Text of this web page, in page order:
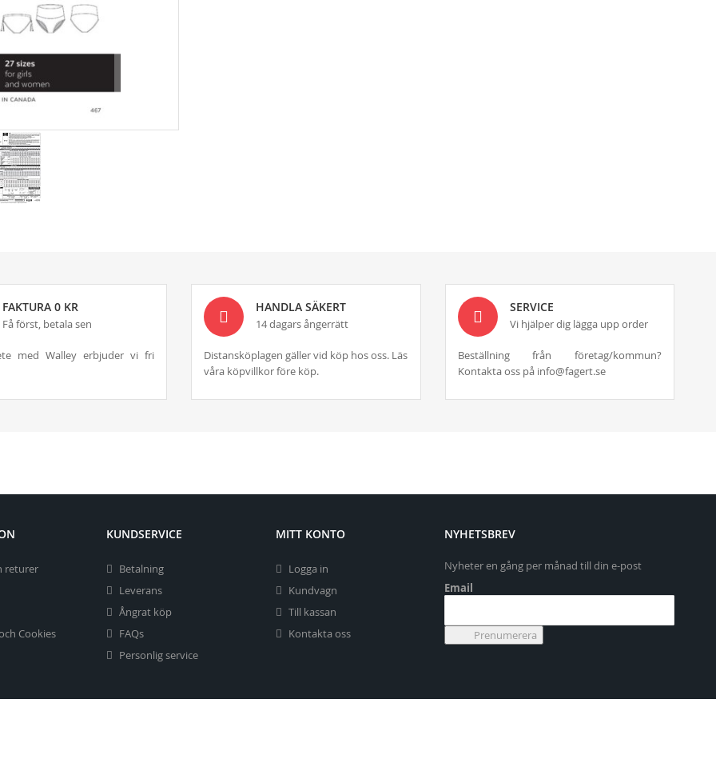
FAKTURA 0 KR
Få först, betala sen
med Walley erbjuder vi fri
HANDLA SÄKERT
14 dagars ångerrätt
Distansköplagen gäller vid köp hos oss. Läs
våra köpvillkor före köp.
SERVICE
Vi hjälper dig lägga upp order
Beställning från företag/kommun?
Kontakta oss på info@fagert.se
returer
Cookies
KUNDSERVICE
Betalning
Leverans
Ångrat köp
FAQs
Personlig service
MITT KONTO
Logga in
Kundvagn
Till kassan
Kontakta oss
NYHETSBREV
Nyheter en gång per månad till din e-post
Email